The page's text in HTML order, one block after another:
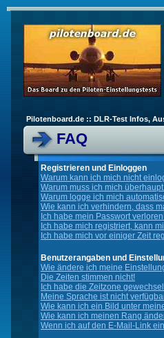
Pilotenboard.de :: DLR-Test Infos,
FAQ
Registrieren und Einloggen
Warum kann ich mich nicht
Warum muss ich mich
Warum logge ich mich
Wie kann ich verhindern, dass
Ich habe mein Passwort
Ich habe mich registriert, kann
Ich habe mich vor einiger Zeit
Benutzerangaben und
Wie ändere ich meine
Die Zeiten stimmen nicht!
Ich habe die Zeitzone
Meine Sprache ist nicht
Wie kann ich ein Bild unter
Wie kann ich meinen Rang
Wenn ich auf den E-Mail-Link